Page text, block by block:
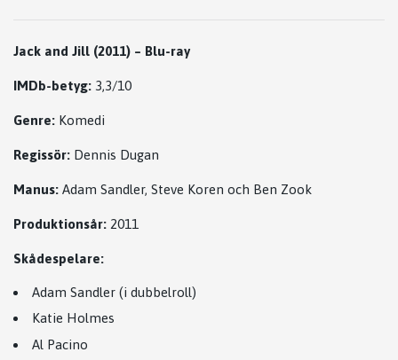
Jack and Jill (2011) – Blu-ray
IMDb-betyg: 3,3/10
Genre: Komedi
Regissör: Dennis Dugan
Manus: Adam Sandler, Steve Koren och Ben Zook
Produktionsår: 2011
Skådespelare:
Adam Sandler (i dubbelroll)
Katie Holmes
Al Pacino